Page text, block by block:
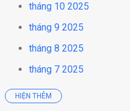
tháng 10 2025
tháng 9 2025
tháng 8 2025
tháng 7 2025
tháng 6 2025
HIỆN THÊM